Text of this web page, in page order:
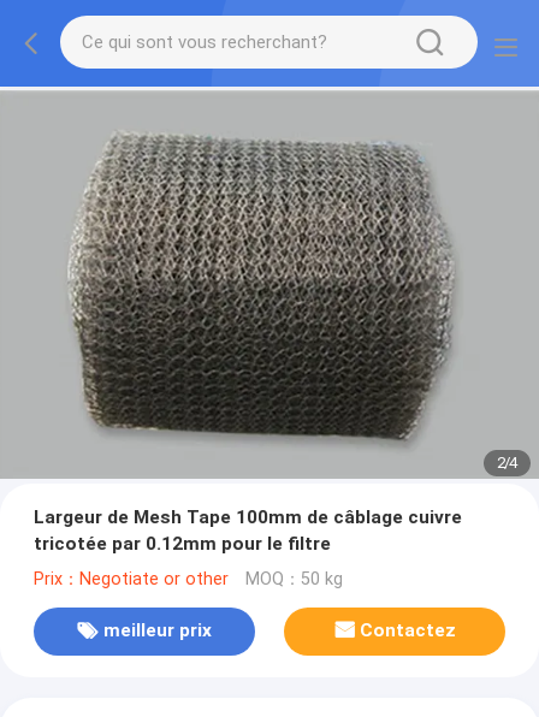
2/4
Largeur de Mesh Tape 100mm de câblage cuivre
tricotée par 0.12mm pour le filtre
Prix：Negotiate or other MOQ：50 kg
meilleur prix Contactez